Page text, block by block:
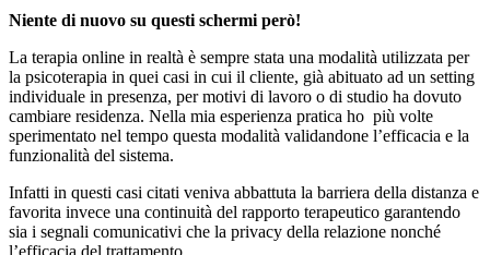
Niente di nuovo su questi schermi però!
La terapia online in realtà è sempre stata una modalità utilizzata per
la psicoterapia in quei casi in cui il cliente, già abituato ad un setting
individuale in presenza, per motivi di lavoro o di studio ha dovuto
cambiare residenza. Nella mia esperienza pratica ho più volte
sperimentato nel tempo questa modalità validandone l’efficacia e la
funzionalità del sistema.
Infatti in questi casi citati veniva abbattuta la barriera della distanza e
favorita invece una continuità del rapporto terapeutico garantendo
sia i segnali comunicativi che la privacy della relazione nonché
l’efficacia del trattamento.